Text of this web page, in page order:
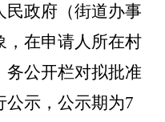
民政府（街道办事
，在申请人所在村
务公开栏对拟批准
公示，公示期为7